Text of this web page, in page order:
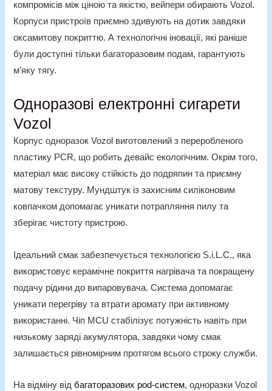
компромісів між ціною та якістю, вейпери обирають Vozol.
Корпуси пристроїв приємно здивують на дотик завдяки
оксамитову покриттю. А технологічні іновації, які раніше
були доступні тільки багаторазовим подам, гарантують
м’яку тягу.
Одноразові електронні сигарети
Vozol
Корпус одноразок Vozol виготовлений з переробленого
пластику PCR, що робить девайс екологічним. Окрім того,
матеріал має високу стійкість до подряпин та приємну
матову текстуру. Мундштук із захисним силіконовим
ковпачком допомагає уникати потрапляння пилу та
зберігає чистоту пристрою.
Ідеальний смак забезпечується технологією S.i.L.C., яка
використовує керамічне покриття нагрівача та покращену
подачу рідини до випаровувача. Система допомагає
уникати перегріву та втрати аромату при активному
використанні. Чіп MCU стабілізує потужність навіть при
низькому заряді акумулятора, завдяки чому смак
залишається рівномірним протягом всього строку служби.
На відміну від багаторазових pod-систем,одноразки Vozol